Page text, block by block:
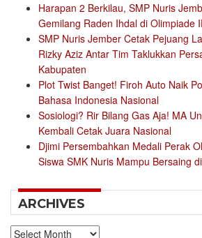
Harapan 2 Berkilau, SMP Nuris
Gemilang Raden Ihdal di Olimpiade
SMP Nuris Jember Cetak Pejuang
Rizky Aziz Antar Tim Taklukkan
Kabupaten
Plot Twist Banget! Firoh Auto Naik
Bahasa Indonesia Nasional
Sosiologi? Rir Bilang Gas Aja! MA
Kembali Cetak Juara Nasional
Djimi Persembahkan Medali Perak
Siswa SMK Nuris Mampu Bersaing
ARCHIVES
Archives